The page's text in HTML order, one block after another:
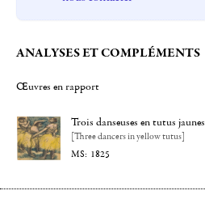
ANALYSES ET COMPLÉMENTS
Œuvres en rapport
Trois danseuses en tutus jaunes
[Three dancers in yellow tutus]
1825